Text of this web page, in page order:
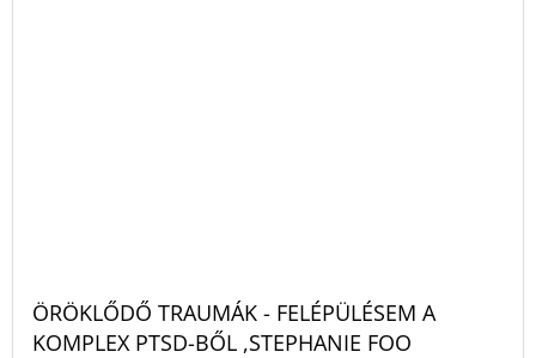
ÖRÖKLŐDŐ TRAUMÁK - FELÉPÜLÉSEM A
KOMPLEX PTSD-BŐL ,STEPHANIE FOO